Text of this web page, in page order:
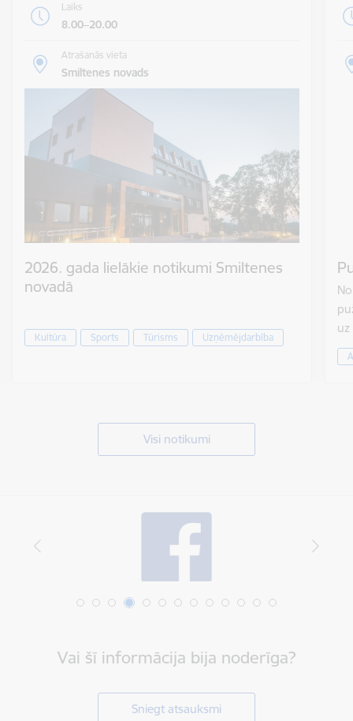
Laiks
8.00–20.00
Atrašanās vieta
Smiltenes novads
2026. gada lielākie notikumi Smiltenes
novadā
Kultūra Sports Tūrisms Uzņēmējdarbība
Visi notikumi
Vai šī informācija bija noderīga?
Sniegt atsauksmi